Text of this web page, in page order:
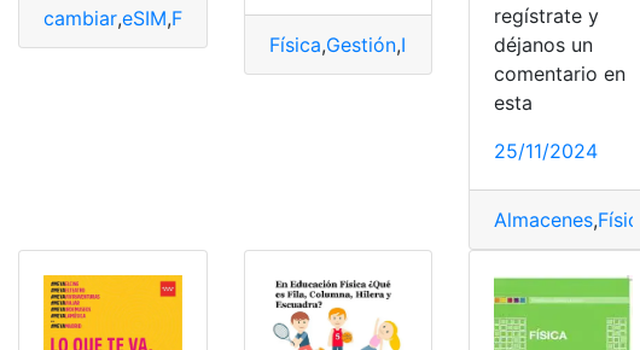
cambiar,eSIM,Física número,Puedo,SIM
Física,Gestión,Inventarios,Optimizar
regístrate y
déjanos un
comentario en
esta
25/11/2024
Almacenes,Física